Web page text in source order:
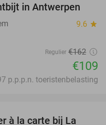
33%
in Antwerpen
9.6 star
Regulier €162
€109
p.p.p.n. toeristenbelasting
à la carte bij La